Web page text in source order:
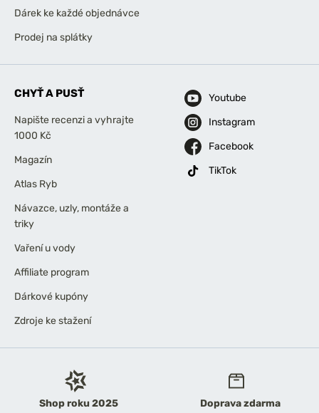
Shop roku 2025 Doprava zdarma
Dárek ke každé objednávce
Prodej na splátky
CHYŤ A PUSŤ
Napište recenzi a vyhrajte
1000 Kč
Magazín
Atlas Ryb
Návazce, uzly, montáže a
triky
Vaření u vody
Affiliate program
Dárkové kupóny
Zdroje ke stažení
Youtube
Instagram
Facebook
TikTok